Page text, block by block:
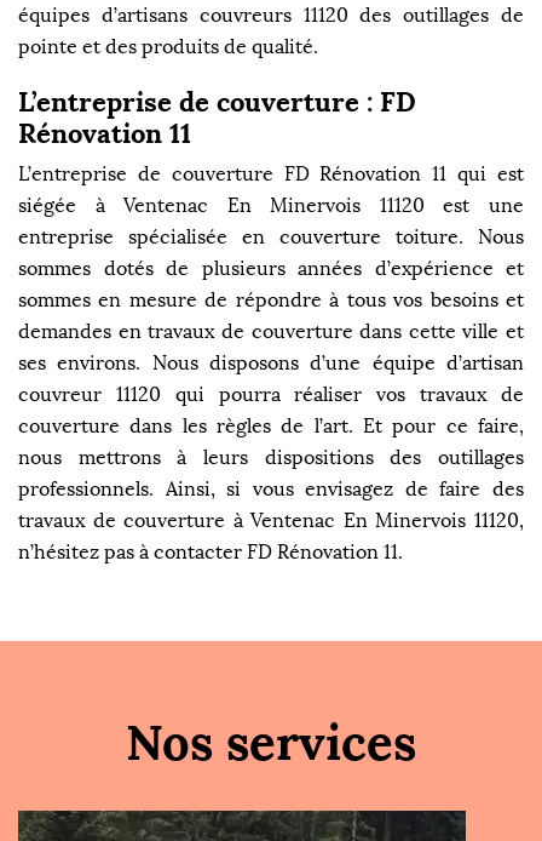
équipes d’artisans couvreurs 11120 des outillages de
pointe et des produits de qualité.
L’entreprise de couverture : FD
Rénovation 11
L’entreprise de couverture FD Rénovation 11 qui est
siégée à Ventenac En Minervois 11120 est une
entreprise spécialisée en couverture toiture. Nous
sommes dotés de plusieurs années d’expérience et
sommes en mesure de répondre à tous vos besoins et
demandes en travaux de couverture dans cette ville et
ses environs. Nous disposons d’une équipe d’artisan
couvreur 11120 qui pourra réaliser vos travaux de
couverture dans les règles de l’art. Et pour ce faire,
nous mettrons à leurs dispositions des outillages
professionnels. Ainsi, si vous envisagez de faire des
travaux de couverture à Ventenac En Minervois 11120,
n’hésitez pas à contacter FD Rénovation 11.
Nos services